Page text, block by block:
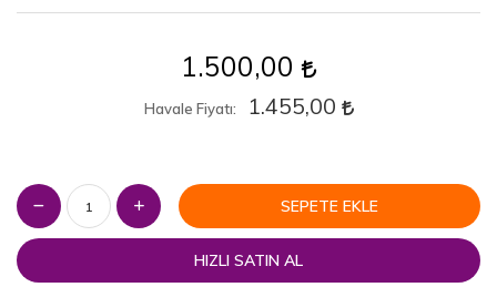
1.500,00
Havale Fiyatı 1.455,00
SEPETE EKLE
HIZLI SATIN AL